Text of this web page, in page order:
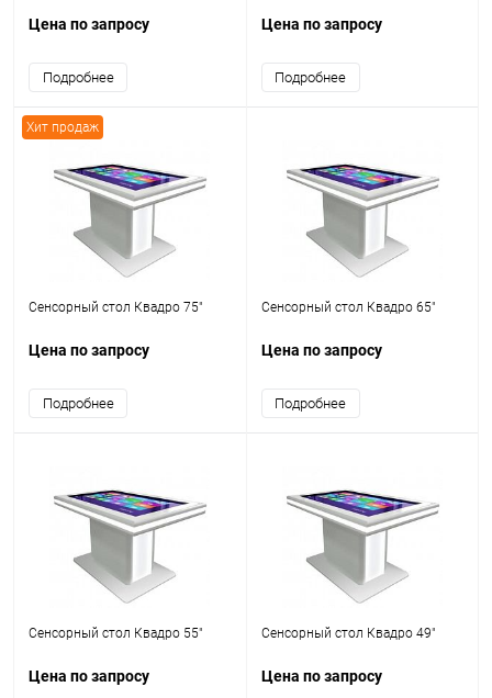
Цена по запросу
Подробнее
Цена по запросу
Подробнее
Хит продаж
Сенсорный стол Квадро 75"
Цена по запросу
Подробнее
Сенсорный стол Квадро 65"
Цена по запросу
Подробнее
Сенсорный стол Квадро 55"
Цена по запросу
Сенсорный стол Квадро 49"
Цена по запросу